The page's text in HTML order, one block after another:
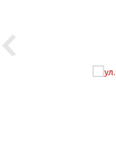
Previous